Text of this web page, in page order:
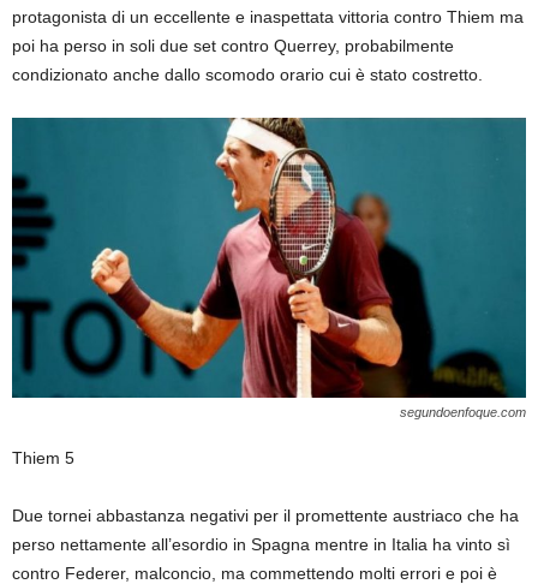
protagonista di un eccellente e inaspettata vittoria contro Thiem ma
poi ha perso in soli due set contro Querrey, probabilmente
condizionato anche dallo scomodo orario cui è stato costretto.
segundoenfoque.com
Thiem 5
Due tornei abbastanza negativi per il promettente austriaco che ha
perso nettamente all’esordio in Spagna mentre in Italia ha vinto sì
contro Federer, malconcio, ma commettendo molti errori e poi è